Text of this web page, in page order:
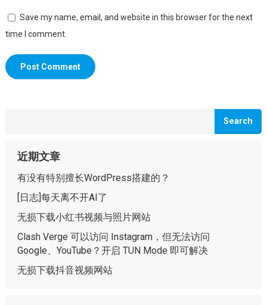
Save my name, email, and website in this browser for the next
time I comment.
Search
近期文章
有没有特别擅长WordPress搭建的？
[日志]每天离不开AI了
无损下载小红书视频与照片网站
Clash Verge 可以访问 Instagram，但无法访问
Google、YouTube？开启 TUN Mode 即可解决
无损下载抖音视频网站